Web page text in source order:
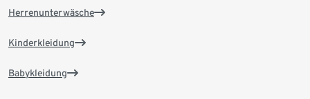
Herrenunterwäsche
Kinderkleidung
Babykleidung